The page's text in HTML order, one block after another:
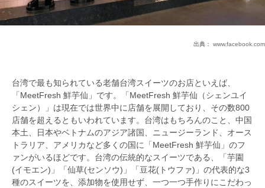
出典： www.facebook.com
台湾で最も知られている老舗台湾スイーツのお店といえば、
「MeetFresh 鮮芋仙」です。「MeetFresh 鮮芋仙（シェンユイ
シェン）」は現在では世界中に店舗を展開しており、その数800
店舗を超えるともいわれています。台湾はもちろんのこと、中国
本土、日本やベトナムのアジア諸国、ニュージーランド、オース
トラリア、アメリカなど多くの国に「MeetFresh 鮮芋仙」のフ
ァンがいるほどです。台湾の伝統的なスイーツである、「芋園
(イモエン)」「仙草(センソウ)」「豆花(トウファ)」の代表的な3
種のスイーツを、添加物を使用せず、一つ一つ手作りにこだわっ